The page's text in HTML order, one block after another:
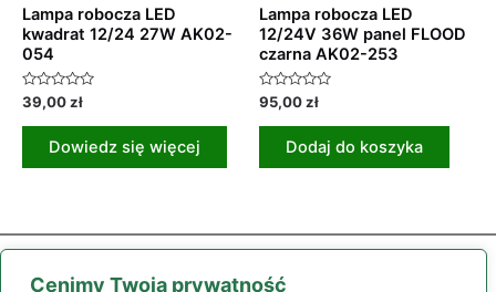
Cenimy Twoją prywatność
Lampa robocza LED
kwadrat 12/24 27W AK02-
054
Oceniono
0
na
39,00zł
Dowiedz się więcej
Lampa robocza LED
12/24V 36W panel FLOOD
czarna AK02-253
Oceniono
0
na
95,00zł
Dodaj do koszyka